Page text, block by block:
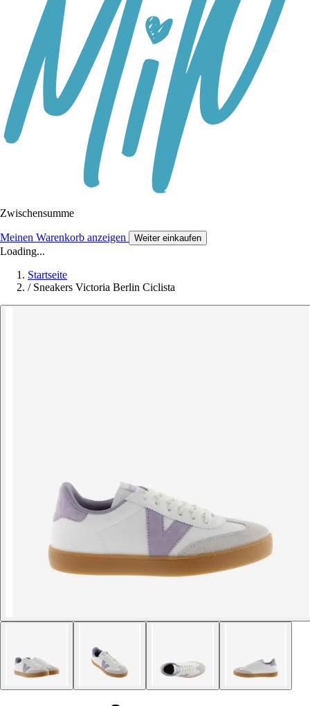
Zwischensumme
Meinen Warenkorb anzeigen Weiter einkaufen
Loading...
Startseite
/ Sneakers Victoria Berlin Ciclista